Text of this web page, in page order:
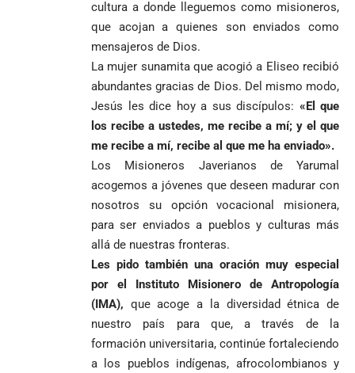
cultura a donde lleguemos como misioneros,
que acojan a quienes son enviados como
mensajeros de Dios.
La mujer sunamita que acogió a Eliseo recibió
abundantes gracias de Dios. Del mismo modo,
Jesús les dice hoy a sus discípulos: «El que
los recibe a ustedes, me recibe a mí; y el que
me recibe a mí, recibe al que me ha enviado».
Los Misioneros Javerianos de Yarumal
acogemos a jóvenes que deseen madurar con
nosotros su opción vocacional misionera,
para ser enviados a pueblos y culturas más
allá de nuestras fronteras.
Les pido también una oración muy especial
por el Instituto Misionero de Antropología
(IMA), que acoge a la diversidad étnica de
nuestro país para que, a través de la
formación universitaria, continúe fortaleciendo
a los pueblos indígenas, afrocolombianos y